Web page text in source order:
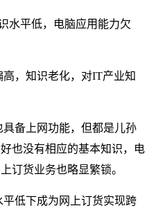
平低，电脑应用能力欠
，知识老化，对IT产业知
备上网功能，但都是儿孙
也没有相应的基本知识，电
订货业务也略显繁锁。
低下成为网上订货实现跨